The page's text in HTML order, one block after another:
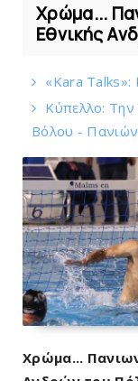
Χρώμα...
Εθνικής
«Kara Talks»:
Κύπελλο: Την
Βόλου -
Χρώμα...